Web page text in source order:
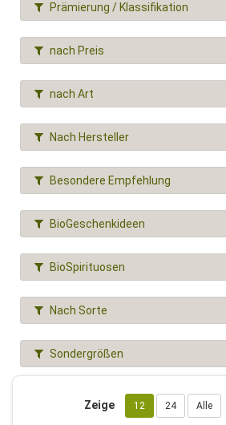
Prämierung / Klassifikation
nach Preis
nach Art
Nach Hersteller
Besondere Empfehlung
BioGeschenkideen
BioSpirituosen
Nach Sorte
Sondergrößen
Zeige 12 24 Alle